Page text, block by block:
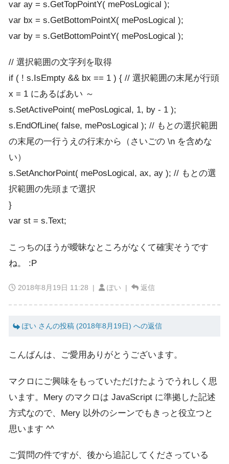
var ay = s.GetTopPointY( mePosLogical );
var bx = s.GetBottomPointX( mePosLogical );
var by = s.GetBottomPointY( mePosLogical );
// 選択範囲の文字列を取得
if ( ! s.IsEmpty && bx == 1 ) { // 選択範囲の末尾が行頭
x = 1 にあるばあい ～
s.SetActivePoint( mePosLogical, 1, by - 1 );
s.EndOfLine( false, mePosLogical ); // もとの選択範囲
の末尾の一行うえの行末から（さいごの \n を含めな
い）
s.SetAnchorPoint( mePosLogical, ax, ay ); // もとの選
択範囲の先頭まで選択
}
var st = s.Text;
こっちのほうが曖昧なところがなくて確実そうです
ね。 :P
2018年8月19日 11:28 | ぽい | 返信
ぽい さんの投稿 (2018年8月19日) への返信
こんばんは、ご愛用ありがとうございます。
マクロにご興味をもっていただけたようでうれしく思
います。Mery のマクロは JavaScript に準拠した記述
方式なので、Mery 以外のシーンでもきっと役立つと
思います ^^
ご質問の件ですが、後から追記してくださっている